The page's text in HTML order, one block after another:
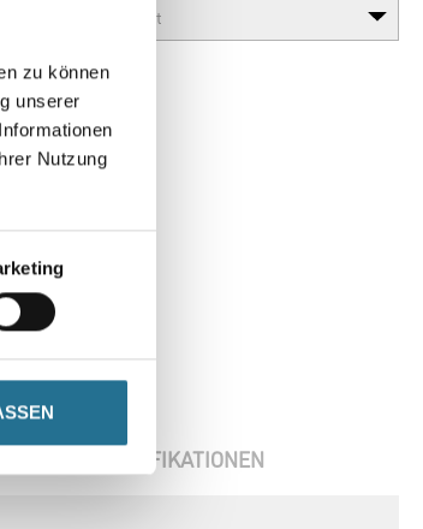
zu können
unserer
Nutzung
SPEZIFIKATIONEN